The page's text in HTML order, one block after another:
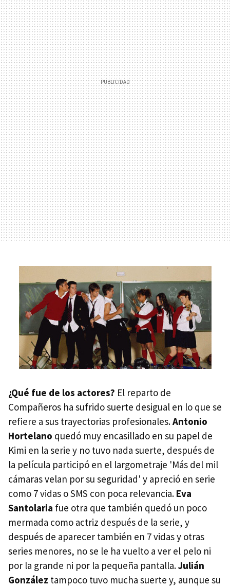
¿Qué fue de los actores? El reparto de
Compañeros ha sufrido suerte desigual en lo que se
refiere a sus trayectorias profesionales.Antonio
Hortelano quedó muy encasillado en su papel de
Kimi en la serie y no tuvo nada suerte, después de
la película participó en el largometraje 'Más del mil
cámaras velan por su seguridad' y apreció en serie
como 7 vidas o SMS con poca relevancia. Eva
Santolaria fue otra que también quedó un poco
mermada como actriz después de la serie, y
después de aparecer también en 7 vidas y otras
series menores, no se le ha vuelto a ver el pelo ni
por la grande ni por la pequeña pantalla.Julián
González tampoco tuvo mucha suerte y, aunque su